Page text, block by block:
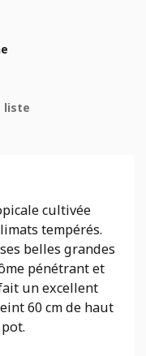
liste
cultivée
tempérés.
belles grandes
pénétrant et
un excellent
60 cm de haut